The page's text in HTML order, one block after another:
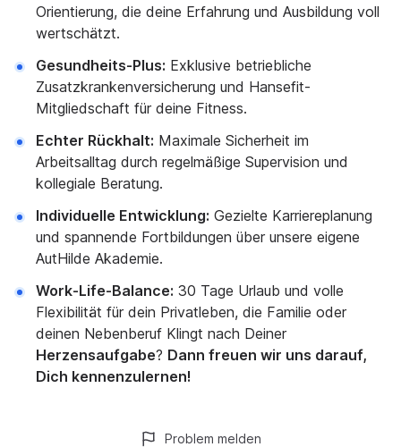
Orientierung, die deine Erfahrung und Ausbildung voll
wertschätzt.
Gesundheits-Plus: Exklusive betriebliche
Zusatzkrankenversicherung und Hansefit-
Mitgliedschaft für deine Fitness.
Echter Rückhalt: Maximale Sicherheit im
Arbeitsalltag durch regelmäßige Supervision und
kollegiale Beratung.
Individuelle Entwicklung: Gezielte Karriereplanung
und spannende Fortbildungen über unsere eigene
AutHilde Akademie.
Work-Life-Balance: 30 Tage Urlaub und volle
Flexibilität für dein Privatleben, die Familie oder
deinen Nebenberuf Klingt nach Deiner
Herzensaufgabe? Dann freuen wir uns darauf,
Dich kennenzulernen!
Problem melden